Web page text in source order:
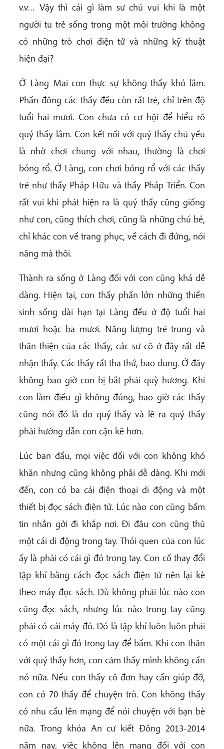
v.v… Vậy thì cái gì làm sư chú vui khi là một
người tu trẻ sống trong một môi trường không
có những trò chơi điện tử và những kỹ thuật
hiện đại?
Ở Làng Mai con thực sự không thấy khó lắm.
Phần đông các thầy đều còn rất trẻ, chỉ trên độ
tuổi hai mươi. Con chưa có cơ hội để hiểu rõ
quý thầy lắm. Con kết nối với quý thầy chủ yếu
là nhờ chơi chung với nhau, thường là chơi
bóng rổ. Ở Làng, con chơi bóng rổ với các thầy
trẻ như thầy Pháp Hữu và thầy Pháp Triển. Con
rất vui khi phát hiện ra là quý thầy cũng giống
như con, cũng thích chơi, cũng là những chú bé,
chỉ khác con về trang phục, về cách đi đứng, nói
năng mà thôi.
Thành ra sống ở Làng đối với con cũng khá dễ
dàng. Hiện tại, con thấy phần lớn những thiền
sinh sống dài hạn tại Làng đều ở độ tuổi hai
mươi hoặc ba mươi. Năng lượng trẻ trung và
thân thiện của các thầy, các sư cô ở đây rất dễ
nhận thấy. Các thầy rất tha thứ, bao dung. Ở đây
không bao giờ con bị bắt phải quỳ hương. Khi
con làm điều gì không đúng, bao giờ các thầy
cũng nói đó là do quý thầy và lẽ ra quý thầy
phải hướng dẫn con cặn kẽ hơn.
Lúc ban đầu, mọi việc đối với con không khó
khăn nhưng cũng không phải dễ dàng. Khi mới
đến, con có ba cái điện thoại di động và một
thiết bị đọc sách điện tử. Lúc nào con cũng bấm
tin nhắn gởi đi khắp nơi. Đi đâu con cũng thủ
một cái di động trong tay. Thói quen của con lúc
ấy là phải có cái gì đó trong tay. Con cố thay đổi
tập khí bằng cách đọc sách điện tử nên lại kè
theo máy đọc sách. Dù không phải lúc nào con
cũng đọc sách, nhưng lúc nào trong tay cũng
phải có cái máy đó. Đó là tập khí luôn luôn phải
có một cái gì đó trong tay để bấm. Khi con thân
với quý thầy hơn, con cảm thấy mình không cần
nó nữa. Nếu con thấy cô đơn hay cần giúp đỡ,
con có 70 thầy để chuyện trò. Con không thấy
có nhu cầu lên mạng để nói chuyện với bạn bè
nữa. Trong khóa An cư kiết Đông 2013-2014
năm nay, việc không lên mạng đối với con